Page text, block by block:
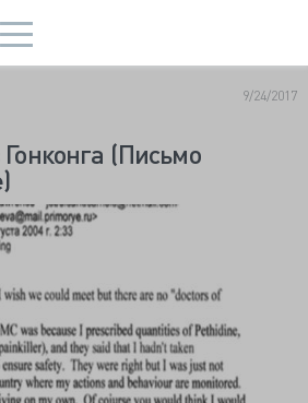
9/24/2017
(Письмо